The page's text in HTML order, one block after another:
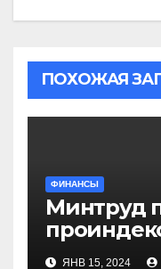
ПОХОЖАЯ
ФИНАНСЫ
Минтруд
более 40
ЯНВ 15, 2024